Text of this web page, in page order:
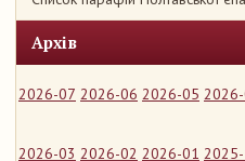
Архів
2026-07 2026-06 2026-05
2026-03 2026-02 2026-01